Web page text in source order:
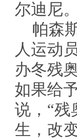
尔迪尼。
帕森
人运动
办冬残
如果给
说，“残
生，改